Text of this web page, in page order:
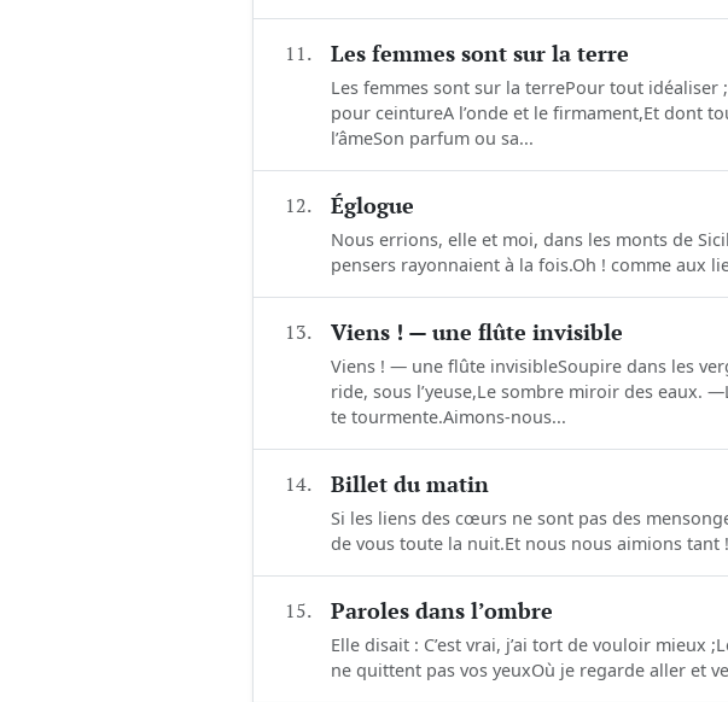
11. Les femmes sont sur la terre
Les femmes sont sur la terrePour tout idéaliser
pour ceintureA l’onde et le firmament,Et dont
l’âmeSon parfum ou sa...
12. Églogue
Nous errions, elle et moi, dans les monts de
pensers rayonnaient à la fois.Oh ! comme aux
13. Viens ! — une flûte invisible
Viens ! — une flûte invisibleSoupire dans les
ride, sous l’yeuse,Le sombre miroir des eaux.
te tourmente.Aimons-nous...
14. Billet du matin
Si les liens des cœurs ne sont pas des
de vous toute la nuit.Et nous nous aimions
15. Paroles dans l’ombre
Elle disait : C’est vrai, j’ai tort de vouloir mieux
ne quittent pas vos yeuxOù je regarde aller et